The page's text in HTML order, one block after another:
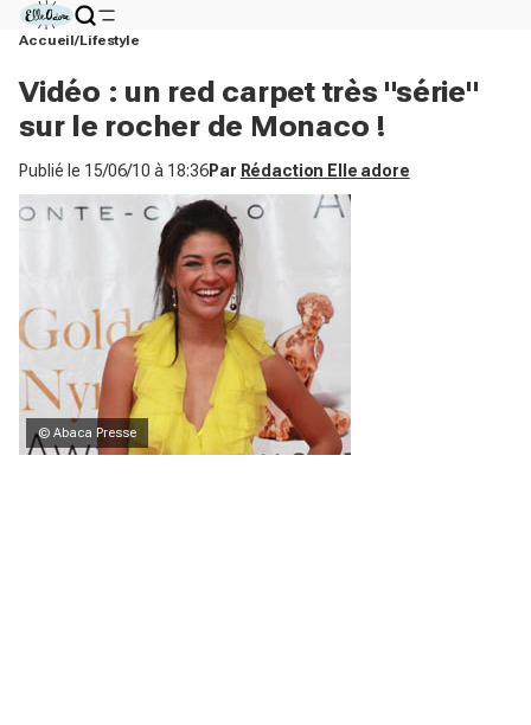
Accueil Lifestyle
Vidéo : un red carpet très "série"
sur le rocher de Monaco !
Publié le 15/06/10 à 18:36Par Rédaction Elle adore
© Abaca Presse